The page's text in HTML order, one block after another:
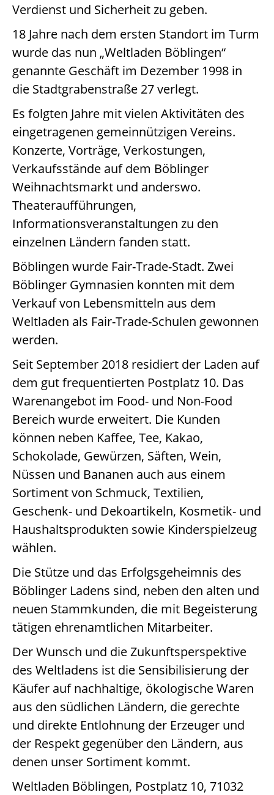
Verdienst und Sicherheit zu geben.
18 Jahre nach dem ersten Standort im Turm
wurde das nun „Weltladen Böblingen“
genannte Geschäft im Dezember 1998 in
die Stadtgrabenstraße 27 verlegt.
Es folgten Jahre mit vielen Aktivitäten des
eingetragenen gemeinnützigen Vereins.
Konzerte, Vorträge, Verkostungen,
Verkaufsstände auf dem Böblinger
Weihnachtsmarkt und anderswo.
Theateraufführungen,
Informationsveranstaltungen zu den
einzelnen Ländern fanden statt.
Böblingen wurde Fair-Trade-Stadt. Zwei
Böblinger Gymnasien konnten mit dem
Verkauf von Lebensmitteln aus dem
Weltladen als Fair-Trade-Schulen gewonnen
werden.
Seit September 2018 residiert der Laden auf
dem gut frequentierten Postplatz 10. Das
Warenangebot im Food- und Non-Food
Bereich wurde erweitert. Die Kunden
können neben Kaffee, Tee, Kakao,
Schokolade, Gewürzen, Säften, Wein,
Nüssen und Bananen auch aus einem
Sortiment von Schmuck, Textilien,
Geschenk- und Dekoartikeln, Kosmetik- und
Haushaltsprodukten sowie Kinderspielzeug
wählen.
Die Stütze und das Erfolgsgeheimnis des
Böblinger Ladens sind, neben den alten und
neuen Stammkunden, die mit Begeisterung
tätigen ehrenamtlichen Mitarbeiter.
Der Wunsch und die Zukunftsperspektive
des Weltladens ist die Sensibilisierung der
Käufer auf nachhaltige, ökologische Waren
aus den südlichen Ländern, die gerechte
und direkte Entlohnung der Erzeuger und
der Respekt gegenüber den Ländern, aus
denen unser Sortiment kommt.
Weltladen Böblingen, Postplatz 10, 71032